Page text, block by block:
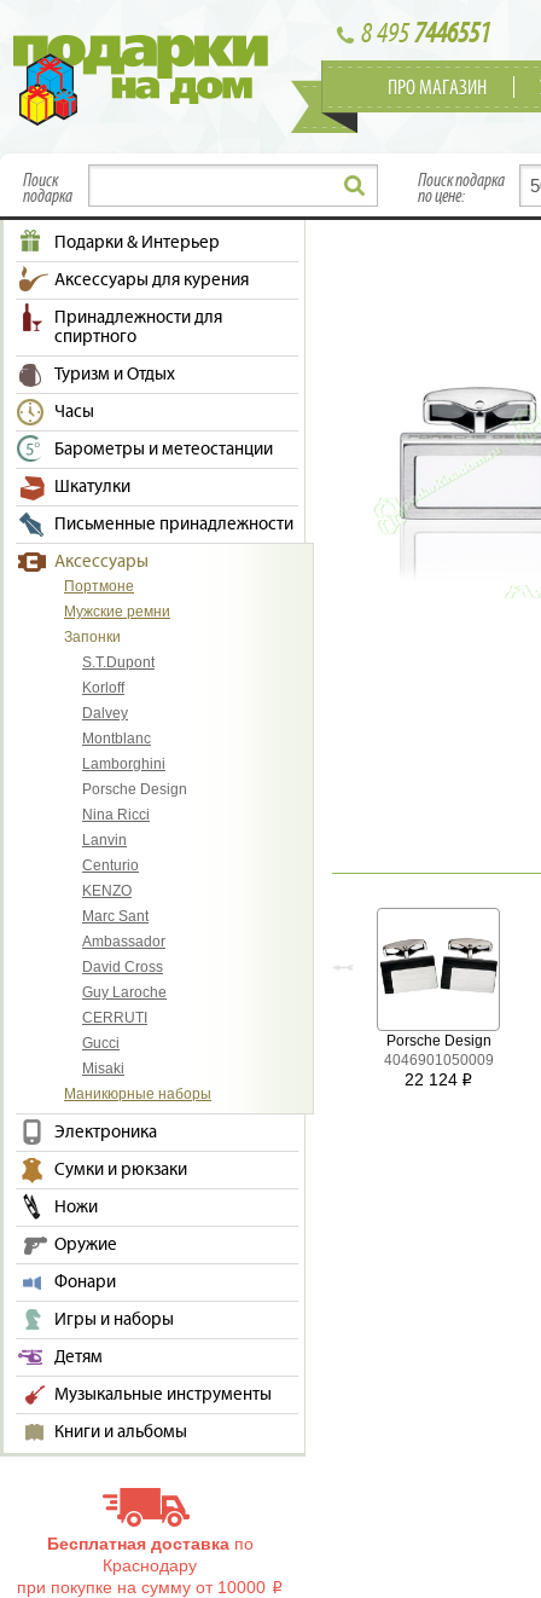
8 4957446551
ПРО МАГАЗИН
Поиск
подарка
Поиск подарка
по цене:
Подарки & Интерьер
Аксессуары для курения
Принадлежности для
спиртного
Туризм и Отдых
Часы
Барометры и метеостанции
Шкатулки
Письменные принадлежности
Аксессуары
Портмоне
Мужские ремни
Запонки
S.T.Dupont
Korloff
Dalvey
Montblanc
Lamborghini
Porsche Design
Nina Ricci
Lanvin
Centurio
KENZO
Marc Sant
Ambassador
David Cross
Guy Laroche
CERRUTI
Gucci
Misaki
Маникюрные наборы
Электроника
Сумки и рюкзаки
Ножи
Оружие
Фонари
Игры и наборы
Детям
Музыкальные инструменты
Книги и альбомы
Бесплатная доставкапо
Краснодару
при покупке на сумму от 10000 i
Porsche Design
4046901050009
22 124 i